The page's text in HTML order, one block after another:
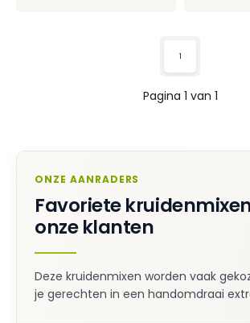
Pagina 1 van 1
1
ONZE AANRADERS
Favoriete
onze klanten
Deze kruidenmixen worden vaak
je gerechten in een handomdraai